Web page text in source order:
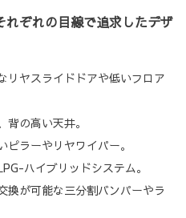
れぞれの目線で追求したデザ
リヤスライドドアや低いフロア
の高い天井。
ラーやリヤワイパー。
ハイブリッドシステム。
換が可能な三分割バンパーやラ